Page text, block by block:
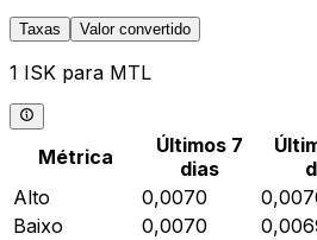
Taxas Valor convertido
1 ISK para MTL
Métrica
Últimos 7
dias
Alto
0,0070
Baixo
0,0070